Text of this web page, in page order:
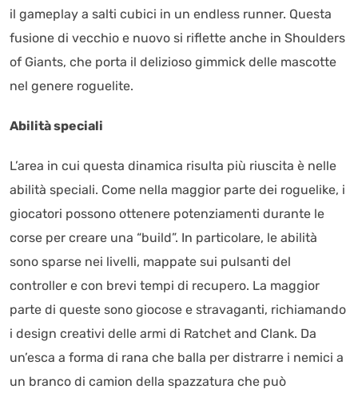
il gameplay a salti cubici in un endless runner. Questa
fusione di vecchio e nuovo si riflette anche in Shoulders
of Giants, che porta il delizioso gimmick delle mascotte
nel genere roguelite.
Abilità speciali
L’area in cui questa dinamica risulta più riuscita è nelle
abilità speciali. Come nella maggior parte dei roguelike, i
giocatori possono ottenere potenziamenti durante le
corse per creare una “build”. In particolare, le abilità
sono sparse nei livelli, mappate sui pulsanti del
controller e con brevi tempi di recupero. La maggior
parte di queste sono giocose e stravaganti, richiamando
i design creativi delle armi di Ratchet and Clank. Da
un’esca a forma di rana che balla per distrarre i nemici a
un branco di camion della spazzatura che può